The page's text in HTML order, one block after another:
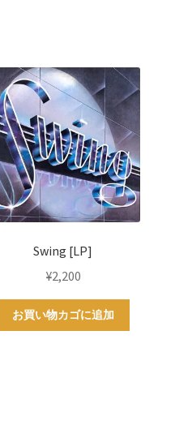
Swing [LP]
¥2,200
お買い物カゴに追加